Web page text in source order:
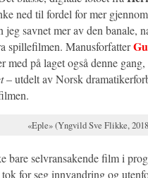
ned til fordel for mer
jeg savnet mer av den banale,
spillefilmen. Manusforfatter
med på laget også denne
– utdelt av Norsk
«Eple» (Yngvild Sve Flikke,
bare selvransakende film i
for seg innvandring og